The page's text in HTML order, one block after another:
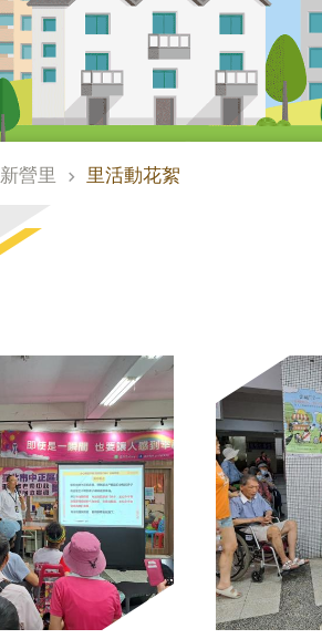
新營里 里活動花絮